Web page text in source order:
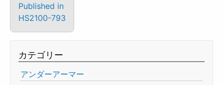
Published in
HS2100-793
カテゴリー
アンダーアーマー